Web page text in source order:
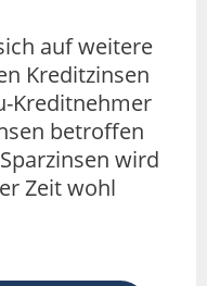
auf weitere
Kreditzinsen
Kreditnehmer
betroffen
wird
Zeit wohl